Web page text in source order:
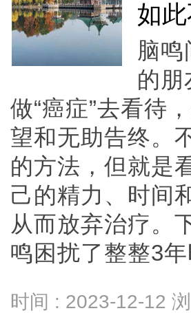
如
脑
的朋
做“癌症”去看待
望和无助告终。
的方法，但就是
己的精力、时间
从而放弃治疗。
鸣困扰了整整3
时间 : 2023-12-12 浏